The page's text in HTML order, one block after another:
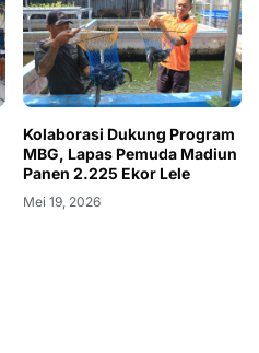
Kolaborasi Dukung Program
MBG, Lapas Pemuda Madiun
Panen 2.225 Ekor Lele
Mei 19, 2026